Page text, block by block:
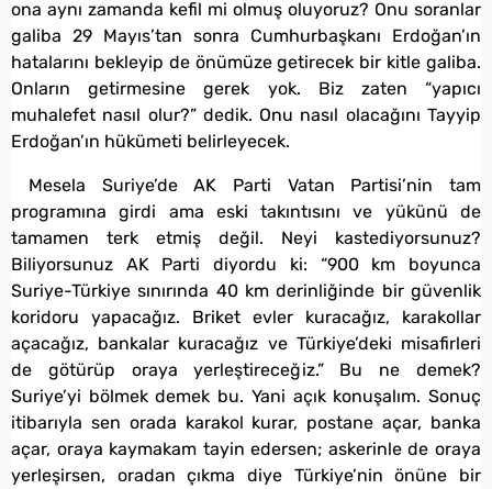
ona aynı zamanda kefil mi olmuş oluyoruz? Onu soranlar
galiba 29 Mayıs’tan sonra Cumhurbaşkanı Erdoğan’ın
hatalarını bekleyip de önümüze getirecek bir kitle galiba.
Onların getirmesine gerek yok. Biz zaten “yapıcı
muhalefet nasıl olur?” dedik. Onu nasıl olacağını Tayyip
Erdoğan’ın hükümeti belirleyecek.
Mesela Suriye’de AK Parti Vatan Partisi’nin tam
programına girdi ama eski takıntısını ve yükünü de
tamamen terk etmiş değil. Neyi kastediyorsunuz?
Biliyorsunuz AK Parti diyordu ki: “900 km boyunca
Suriye-Türkiye sınırında 40 km derinliğinde bir güvenlik
koridoru yapacağız. Briket evler kuracağız, karakollar
açacağız, bankalar kuracağız ve Türkiye’deki misafirleri
de götürüp oraya yerleştireceğiz.” Bu ne demek?
Suriye’yi bölmek demek bu. Yani açık konuşalım. Sonuç
itibarıyla sen orada karakol kurar, postane açar, banka
açar, oraya kaymakam tayin edersen; askerinle de oraya
yerleşirsen, oradan çıkma diye Türkiye’nin önüne bir